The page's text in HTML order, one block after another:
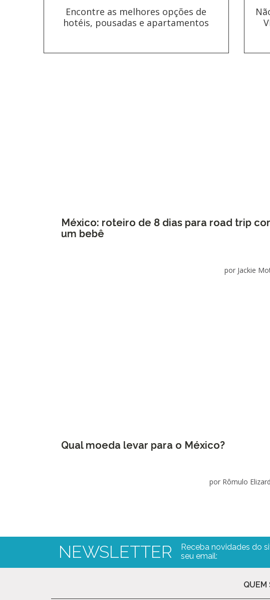
Encontre as melhores opções de
hotéis, pousadas e apartamentos
México: roteiro de 8 dias para road trip
um bebê
por Jackie
Qual moeda levar para o México?
por Rômulo
NEWSLETTER
Receba novidades do
seu email:
QUEM